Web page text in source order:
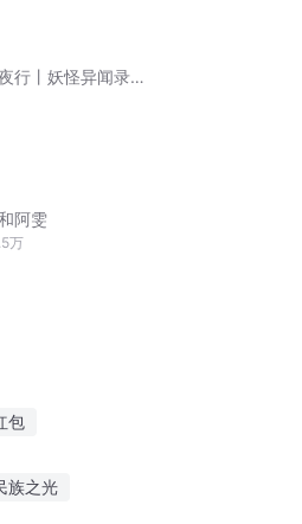
行丨妖怪异闻录
阿雯
万
包
族之光